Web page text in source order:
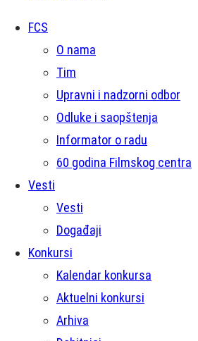
FCS
O nama
Tim
Upravni i nadzorni odbor
Odluke i saopštenja
Informator o radu
60 godina Filmskog centra
Vesti
Vesti
Događaji
Konkursi
Kalendar konkursa
Aktuelni konkursi
Arhiva